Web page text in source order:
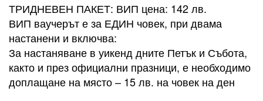
ТРИДНЕВЕН ПАКЕТ: ВИП цена: 142 лв.
ВИП ваучерът е за ЕДИН човек, при двама
настанени и включва:
За настаняване в уикенд дните Петък и Събота,
както и през официални празници, е необходимо
доплащане на място – 15 лв. на човек на ден